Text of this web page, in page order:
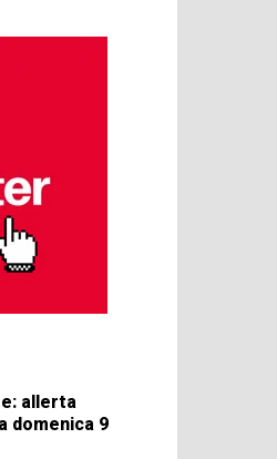
allerta
domenica 9